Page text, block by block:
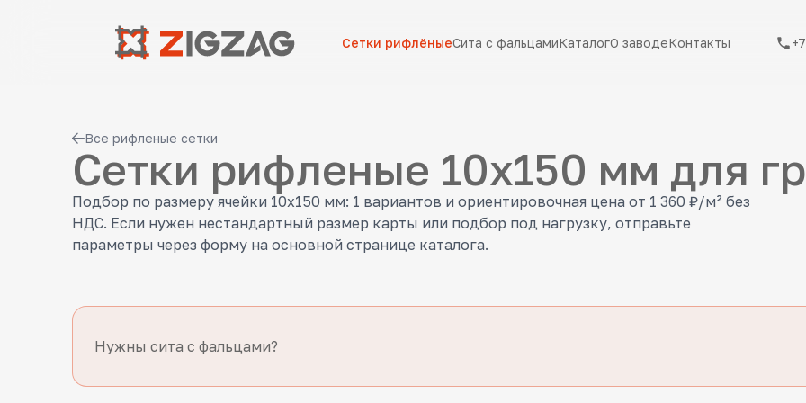
Сетки рифлёныеСита с фальцамиКаталогО заводеКонтакты
Все рифленые сетки
Сетки рифленые 10x150 мм для
Подбор по размеру ячейки 10x150 мм: 1 вариантов и ориентировочная цена от 1 360 ₽/м² без
НДС. Если нужен нестандартный размер карты или подбор под нагрузку, отправьте
параметры через форму на основной странице каталога.
Нужны сита с фальцами?